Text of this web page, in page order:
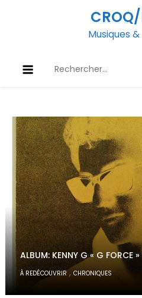
Musiques
ALBUM: KENNY G « G FORCE
À REDÉCOUVRIR,CHRONIQUES